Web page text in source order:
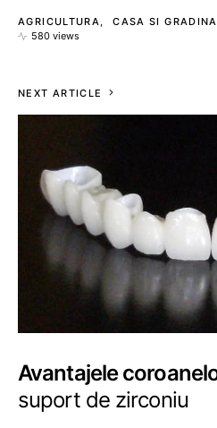
AGRICULTURA CASA SI GRADINA
580 views
NEXT ARTICLE
Avantajele
suport de zirconiu